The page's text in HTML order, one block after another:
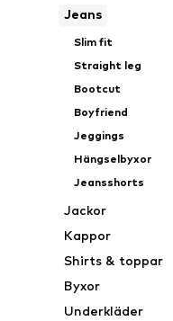
Jeans
Slim fit
Straight leg
Bootcut
Boyfriend
Jeggings
Hängselbyxor
Jeansshorts
Jackor
Kappor
Shirts & toppar
Byxor
Underkläder